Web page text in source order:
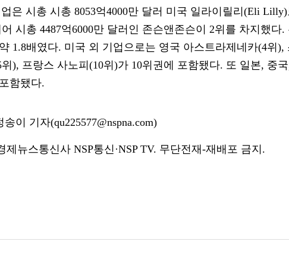
은 시총 시총 8053억4000만 달러 미국 일라이릴리(Eli
시총 4487억6000만 달러인 존슨앤존슨이 2위를 차지했다.
1.8배였다. 미국 외 기업으로는 영국 아스트라제네카(4위),
), 프랑스 사노피(10위)가 10위권에 포함됐다. 또 일본, 중국
함됐다.
송이 기자(qu225577@nspna.com)
뉴스통신사 NSP통신·NSP TV. 무단전재-재배포 금지.